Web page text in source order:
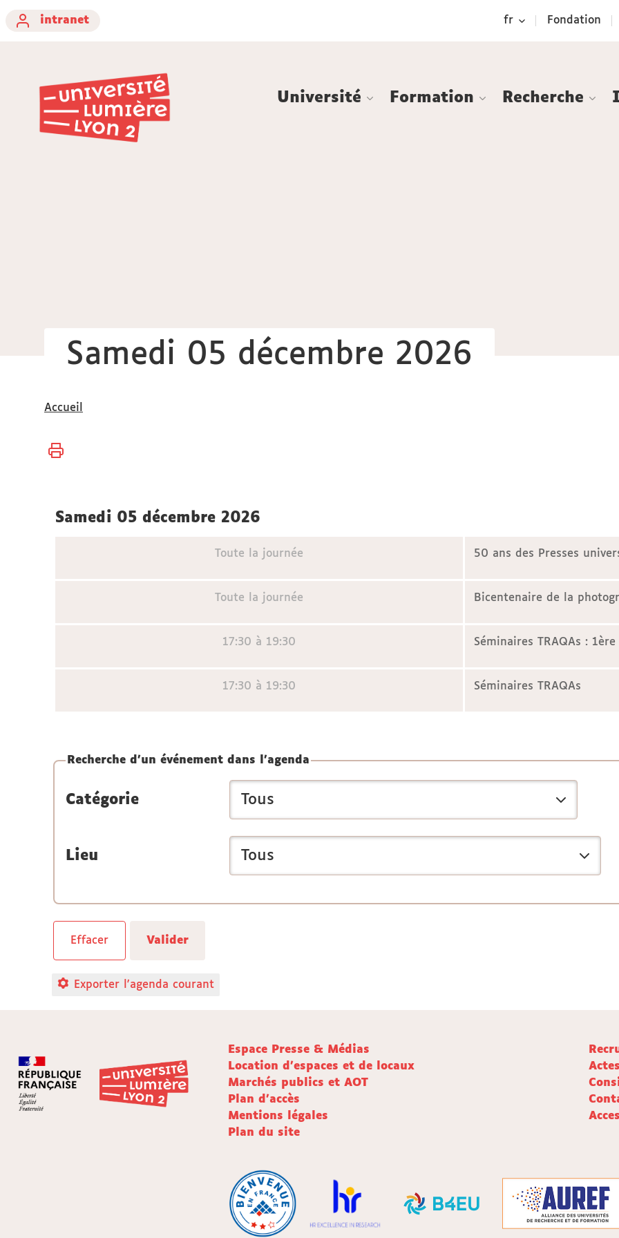
intranet
fr Fondation
Université Formation Recherche
Samedi 05 décembre 2026
Vous
ici :
Accueil
samedi 05 décembre 2026
Toute la journée 50 ans des Presses
Toute la journée Bicentenaire de la
17:30 à 19:30 Séminaires TRAQAs : 1ère
17:30 à 19:30 Séminaires TRAQAs
Recherche d'un événement dans l'agenda
Catégorie
Lieu
Exporter l'agenda courant
Espace Presse & Médias
Location d'espaces et de locaux
Marchés publics et AOT
Plan d'accès
Mentions légales
Plan du site